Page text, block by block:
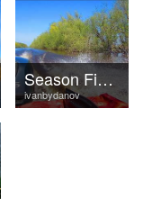
ivanbydanov
Season Fishing 2016 ©